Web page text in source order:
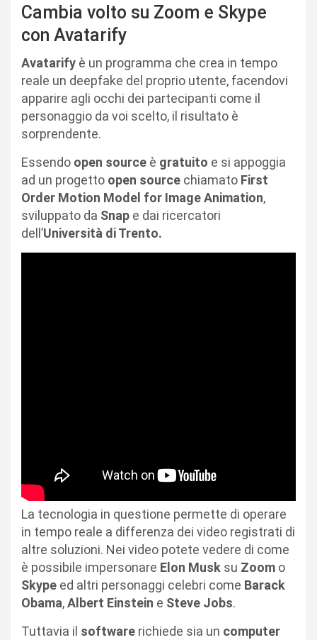
Cambia volto su Zoom e Skype
con Avatarify
Avatarify è un programma che crea in tempo
reale un deepfake del proprio utente, facendovi
apparire agli occhi dei partecipanti come il
personaggio da voi scelto, il risultato è
sorprendente.
Essendo open source è gratuito e si appoggia
ad un progetto open source chiamato First
Order Motion Model for Image Animation,
sviluppato da Snap e dai ricercatori
dell’Università di Trento.
La tecnologia in questione permette di operare
in tempo reale a differenza dei video registrati di
altre soluzioni. Nei video potete vedere di come
è possibile impersonare Elon Musk su Zoom o
Skype ed altri personaggi celebri come Barack
Obama,Albert Einstein e Steve Jobs.
Tuttavia il software richiede sia un computer